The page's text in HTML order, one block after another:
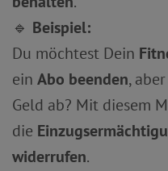
🔹 Beispiel:
Du möchtest Dein
ein Abo beenden,
Geld ab? Mit diesem
die
widerrufen.